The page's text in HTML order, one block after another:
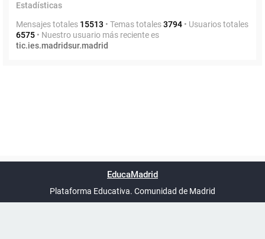
Estadísticas
Mensajes totales 15513 • Temas totales3794 • Usuarios totales
6575 • Nuestro usuario más reciente es
tic.ies.madridsur.madrid
UTC+02:00
phpBB España
EducaMadrid
Plataforma Educativa. Comunidad de Madrid